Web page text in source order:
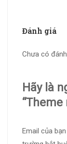
Đánh giá
Chưa có
Hãy là
“Theme
Email của